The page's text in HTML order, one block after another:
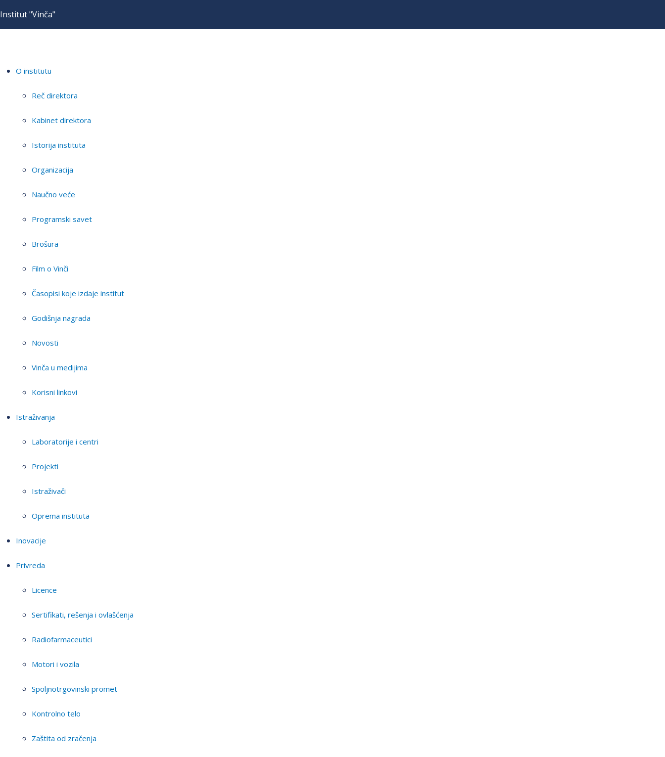
Institut "Vinča"
O institutu
Reč direktora
Kabinet direktora
Istorija instituta
Organizacija
Naučno veće
Programski savet
Brošura
Film o Vinči
Časopisi koje izdaje institut
Godišnja nagrada
Novosti
Vinča u medijima
Korisni linkovi
Istraživanja
Laboratorije i centri
Projekti
Istraživači
Oprema instituta
Inovacije
Privreda
Licence
Sertifikati, rešenja i ovlašćenja
Radiofarmaceutici
Motori i vozila
Spoljnotrgovinski promet
Kontrolno telo
Zaštita od zračenja